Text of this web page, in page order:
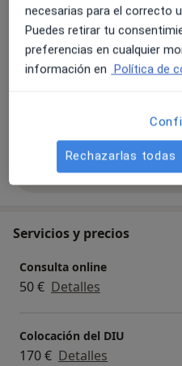
Mostrar
Servicios y precios
Consulta online
50 € Detalles
Colocación del DIU
170 € Detalles
necesarias para el correcto
Puedes retirar tu
preferencias en cualquier
información en Política de
Rechazarlas todas